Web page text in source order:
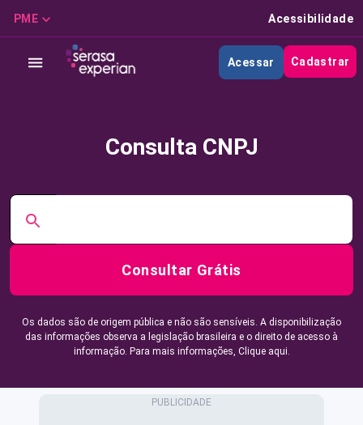
PME Acessibilidade
Acessar Cadastrar
Consulta CNPJ
Consultar Grátis
Os dados são de origem pública e não são sensíveis. A disponibilização
das informações observa a legislação brasileira e o direito de acesso à
informação. Para mais informações, Clique aqui.